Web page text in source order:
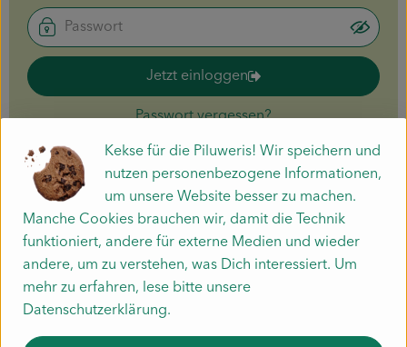
Genossenschaft
Hofverkauf
Mitmachen
Jetzt einloggen
Passwort vergessen?
Unser Gemüse
Liefergebiet
Häufige Fragen zur Kiste
Schnupperkiste
Unsere App
Fragen zu unserem Gemüse?
Kekse für die Piluweris! Wir speichern und
nutzen personenbezogene Informationen,
um unsere Website besser zu machen.
Manche Cookies brauchen wir, damit die Technik
funktioniert, andere für externe Medien und wieder
andere, um zu verstehen, was Dich interessiert. Um
mehr zu erfahren, lese bitte unsere
Datenschutzerklärung.